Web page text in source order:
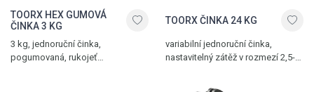
TOORX HEX GUMOVÁ
ČINKA 3 KG
3 kg, jednoruční činka,
pogumovaná, rukojeť
TOORX ČINKA 24 KG
variabilní jednoruční činka,
nastavitelný zátěž v rozmezí 2,5-